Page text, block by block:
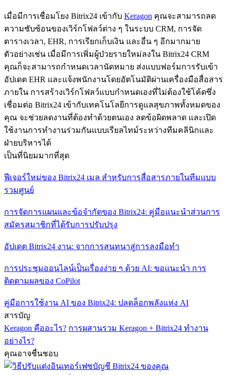
เมื่อมีการเชื่อมโยง Bitrix24 เข้ากับ Keragon คุณจะสามารถลด
ความซับซ้อนของเวิร์กโฟลว์ต่าง ๆ ในระบบ CRM, การจัด
ตารางเวลา, EHR, การเรียกเก็บเงิน และอื่น ๆ อีกมากมาย
ตัวอย่างเช่น เมื่อมีการเพิ่มผู้ป่วยรายใหม่ลงใน Bitrix24 CRM
คุณก็จะสามารถกำหนดเวลานัดหมาย ส่งแบบฟอร์มการรับเข้า
อัปเดต EHR และแจ้งพนักงานโดยอัตโนมัติผ่านเครื่องมือสื่อสาร
ภายใน การสร้างเวิร์กโฟลว์แบบกำหนดเองที่ไม่ต้องใช้โค้ดซึ่ง
เชื่อมต่อ Bitrix24 เข้ากับเทคโนโลยีการดูแลสุขภาพทั้งหมดของ
คุณ จะช่วยลดงานที่ต้องทำด้วยตนเอง ลดข้อผิดพลาด และเปิด
ใช้งานการทำงานร่วมกันแบบเรียลไทม์ระหว่างทีมคลินิกและ
ฝ่ายบริหารได้
เป็นที่นิยมมากที่สุด
ฟีเจอร์ใหม่ของ Bitrix24 เมล สำหรับการสื่อสารภายในทีมแบบ
รวมศูนย์
การจัดการแผนและข้อจำกัดของ Bitrix24: คู่มือแนะนำส่วนการ
สมัครสมาชิกที่ได้รับการปรับปรุง
อัปเดต Bitrix24 งาน: จากการสนทนาสู่การลงมือทำ
การประชุมออนไลน์เป็นเรื่องง่าย ๆ ด้วย AI: ขอแนะนำ การ
ติดตามผลของ CoPilot
คู่มือการใช้งาน AI ของ Bitrix24: ปลดล็อกพลังแห่ง AI
สารบัญ
Keragon คืออะไร? การผสานรวม Keragon + Bitrix24 ทำงาน
อย่างไร?
คุณอาจชื่นชอบ